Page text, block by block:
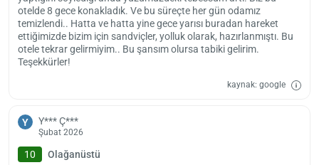
otelde 8 gece konakladık. Ve bu süreçte her gün odamız
temizlendi.. Hatta ve hatta yine gece yarısı buradan hareket
ettiğimizde bizim için sandviçler, yolluk olarak, hazırlanmıştı. Bu
otele tekrar gelirmiyim.. Bu şansım olursa tabiki gelirim.
Teşekkürler!
kaynak: google
Y Y*** Ç***
Şubat 2026
10
Olağanüstü